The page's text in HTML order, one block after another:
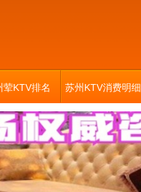
荤KTV排名 苏州KTV消费明细